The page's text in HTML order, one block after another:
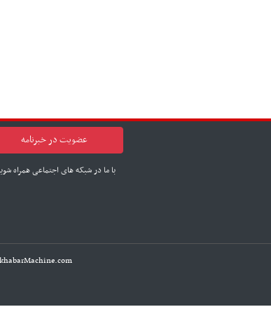
عضویت در خبرنامه
با ما در شبکه های اجتماعی همراه